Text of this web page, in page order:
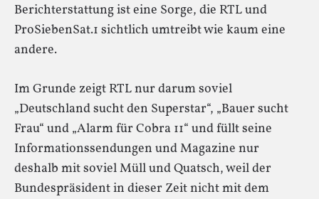
Berichterstattung ist eine Sorge, die RTL und
ProSiebenSat.1 sichtlich umtreibt wie kaum eine
andere.
Im Grunde zeigt RTL nur darum soviel
„Deutschland sucht den Superstar“, „Bauer sucht
Frau“ und „Alarm für Cobra 11“ und füllt seine
Informationssendungen und Magazine nur
deshalb mit soviel Müll und Quatsch, weil der
Bundespräsident in dieser Zeit nicht mit dem